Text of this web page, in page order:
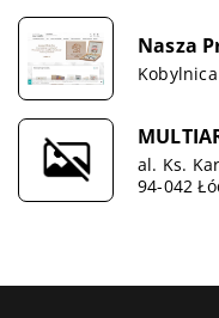
Nasza
al. Ks.
94-042